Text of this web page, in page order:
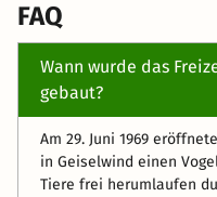
FAQ
Wann wurde das
gebaut?
Am 29. Juni 1969
in Geiselwind einen
Tiere frei herumlaufen